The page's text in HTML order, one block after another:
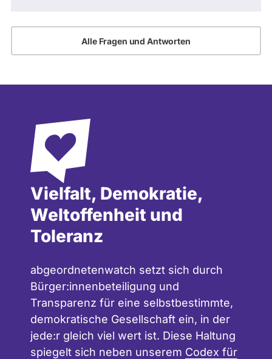
Alle Fragen und Antworten
Vielfalt, Demokratie,
Weltoffenheit und
Toleranz
abgeordnetenwatch setzt sich durch
Bürger:innenbeteiligung und
Transparenz für eine selbstbestimmte,
demokratische Gesellschaft ein, in der
jede:r gleich viel wert ist. Diese Haltung
spiegelt sich neben unserem Codex für